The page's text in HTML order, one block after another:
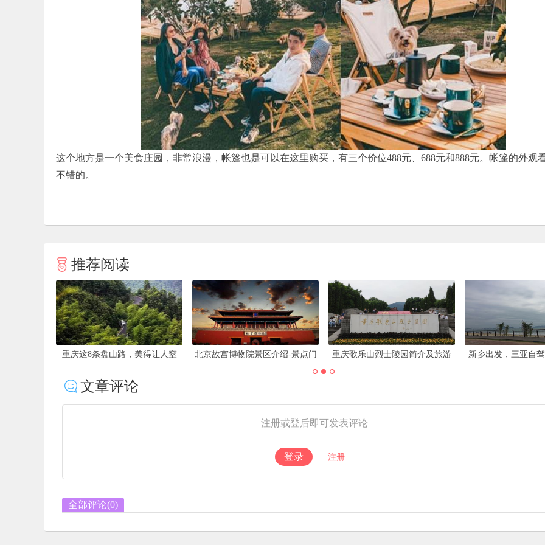
这个地方是一个美食庄园，非常浪漫，帐篷也是可以在这里购买，有三个价位488元、688元和888元。帐篷的外观
不错的。
推荐阅读
重庆这8条盘山路，美得让人窒
北京故宫博物院景区介绍-景点门
重庆歌乐山烈士陵园简介及旅游
新乡出发，三亚自
文章评论
注册或登后即可发表评论
登录 注册
全部评论(0)